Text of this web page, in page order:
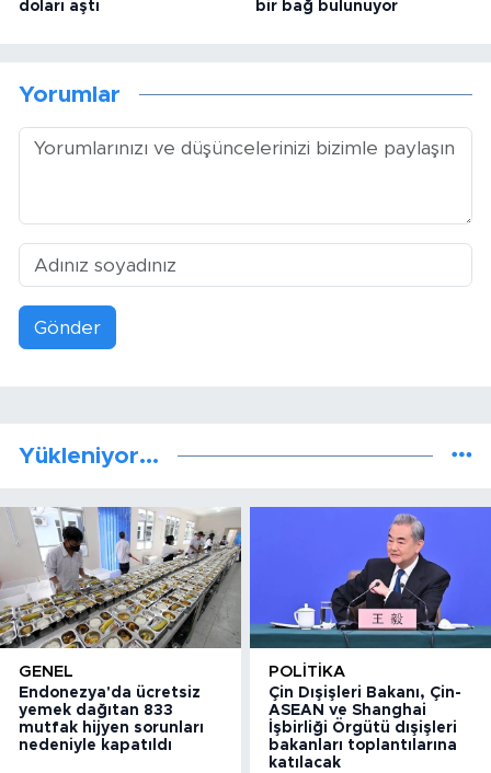
doları aştı bir bağ bulunuyor
Yorumlar
Gönder
Yükleniyor...
GENEL
Endonezya'da ücretsiz
yemek dağıtan 833
mutfak hijyen sorunları
nedeniyle kapatıldı
POLITIKA
Çin Dışişleri Bakanı, Çin-
ASEAN ve Shanghai
İşbirliği Örgütü dışişleri
bakanları toplantılarına
katılacak